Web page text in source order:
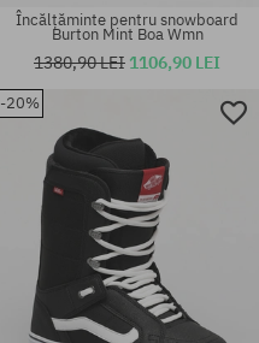
Mărimi existente:
Încălțăminte pentru snowboard
Burton Mint Boa Wmn
1380,90 LEI 1106,90 LEI
-20%